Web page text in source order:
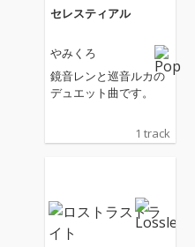
セレスティアル
やみくろ
鏡音レンと巡音ルカの
デュエット曲です。
1 track